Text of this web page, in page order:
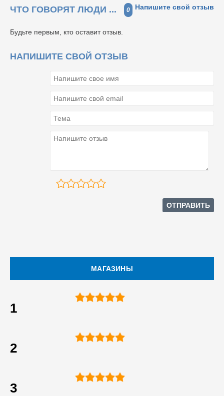
ЧТО ГОВОРЯТ ЛЮДИ ... 0 Напишите свой отзыв
Будьте первым, кто оставит отзыв.
НАПИШИТЕ СВОЙ ОТЗЫВ
МАГАЗИНЫ
1
2
3